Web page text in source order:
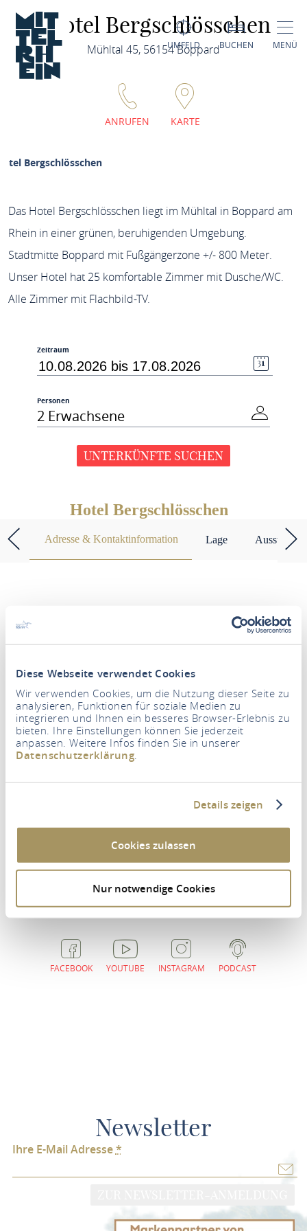
Diese Webseite verwendet Cookies
Wir verwenden Cookies, um die Nutzung dieser Seite zu
analysieren, Funktionen für soziale Medien zu
integrieren und Ihnen ein besseres Browser-Erlebnis zu
bieten. Ihre Einstellungen können Sie jederzeit
anpassen. Weitere Infos finden Sie in unserer
Datenschutzerklärung
Details zeigen
Cookies zulassen
Nur notwendige Cookies
UMFELD BUCHEN MENÜ
Hotel Bergschlösschen
Mühltal 45, 56154 Boppard
ANRUFEN KARTE
Bergschlösschen
Das Hotel Bergschlösschen liegt im Mühltal in Boppard am
Rhein in einer grünen, beruhigenden Umgebung.
Stadtmitte Boppard mit Fußgängerzone +/- 800 Meter.
Unser Hotel hat 25 komfortable Zimmer mit Dusche/WC.
Alle Zimmer mit Flachbild-TV.
Zeitraum
Personen
2 Erwachsene
UNTERKÜNFTE SUCHEN
Hotel Bergschlösschen
Adresse & Kontaktinformation Lage
Um diesen Inhalt zu sehen müssen Sie den
Drittanbieter Cookies zustimmen.
EINSTELLUNGEN AKTUALISIEREN
Hotel Bergschlösschen
Mühltal 45
Email:info@bergschloesschenboppard.de
http://www.bergschloesschenboppard.de
ROUTE PLANEN
FACEBOOK YOUTUBE INSTAGRAM PODCAST
Newsletter
Ihre E-Mail Adresse*